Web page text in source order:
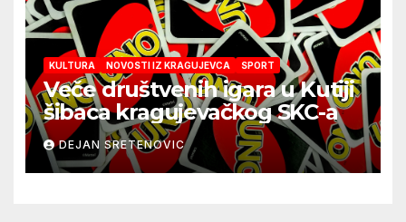
KULTURA NOVOSTI IZ KRAGUJEVCA SPORT
Veče društvenih igara u Kutiji
šibaca kragujevačkog SKC-a
DEJAN SRETENOVIC